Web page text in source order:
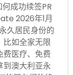
成功续签PR
2026年1月
久居民身份的
比如全家无限
费医疗、免费
到澳大利亚永